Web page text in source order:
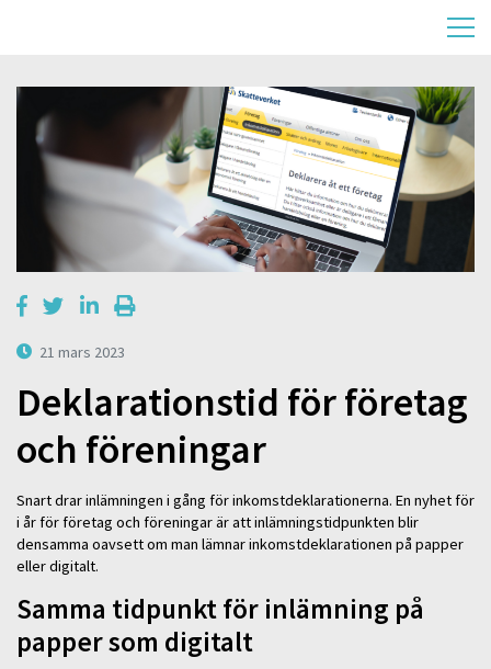
21 mars 2023
Deklarationstid för företag
och föreningar
Snart drar inlämningen i gång för inkomstdeklarationerna. En nyhet för
i år för företag och föreningar är att inlämningstidpunkten blir
densamma oavsett om man lämnar inkomstdeklarationen på papper
eller digitalt.
Samma tidpunkt för inlämning på
papper som digitalt